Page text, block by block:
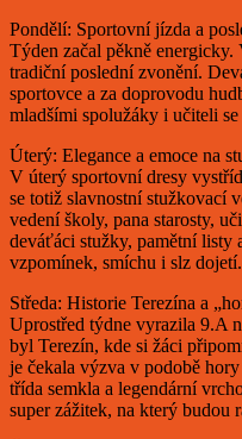
Pondělí: Sportovní jízda a
Týden začal pěkně
tradiční poslední zvonění.
sportovce a za doprovodu
mladšími spolužáky i učiteli
Úterý: Elegance a emoce na
V úterý sportovní dresy
se totiž slavnostní stužkovací
vedení školy, pana starosty,
deváťáci stužky, pamětní listy
vzpomínek, smíchu i slz dojetí.
Středa: Historie Terezína a
Uprostřed týdne vyrazila 9.A
byl Terezín, kde si žáci
je čekala výzva v podobě
třída semkla a legendární
super zážitek, na který budou